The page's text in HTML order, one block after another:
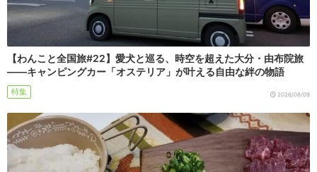
【わんこと全国旅#22】愛犬と巡る、時空を超えた大分・由布院旅
――キャンピングカー「オステリア」が叶える自由な絆の物語
特集 2026/08/09